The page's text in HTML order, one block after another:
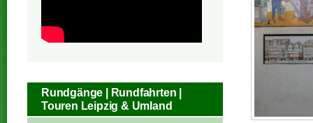
Rundgänge | Rundfahrten |
Touren Leipzig & Umland